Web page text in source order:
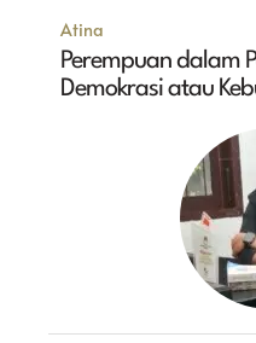
Atina
Perempuan dalam
Demokrasi atau